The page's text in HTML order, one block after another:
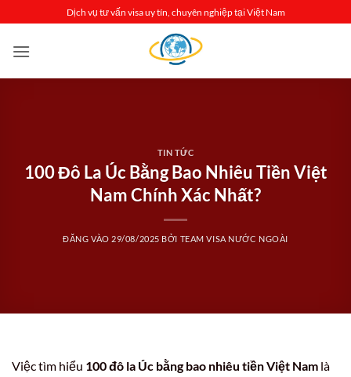
qua
nội
Dịch vụ tư vấn visa uy tín, chuyên nghiệp tại Việt Nam
TIN TỨC
100 Đô La Úc Bằng Bao Nhiêu Tiền Việt
Nam Chính Xác Nhất?
ĐĂNG VÀO 29/08/2025 BỞI TEAM VISA NƯỚC NGOÀI
Việc tìm hiểu 100 đô la Úc bằng bao nhiêu tiền Việt Nam là